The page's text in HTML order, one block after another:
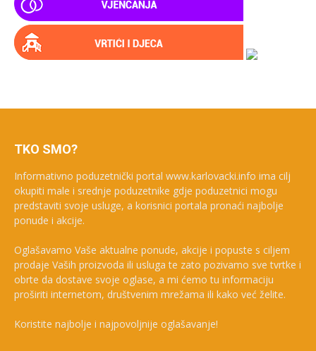
TKO SMO?
Informativno poduzetnički portal www.karlovacki.info ima cilj
okupiti male i srednje poduzetnike gdje poduzetnici mogu
predstaviti svoje usluge, a korisnici portala pronaći najbolje
ponude i akcije.
Oglašavamo Vaše aktualne ponude, akcije i popuste s ciljem
prodaje Vaših proizvoda ili usluga te zato pozivamo sve tvrtke i
obrte da dostave svoje oglase, a mi ćemo tu informaciju
proširiti internetom, društvenim mrežama ili kako već želite.
Koristite najbolje i najpovoljnije oglašavanje!